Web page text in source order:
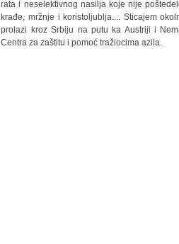
rata i neselektivnog nasilja koje nije
krađe, mržnje i koristoljublja.... Sticajem
prolazi kroz Srbiju na putu ka Austriji i
Centra za zaštitu i pomoć tražiocima azila.